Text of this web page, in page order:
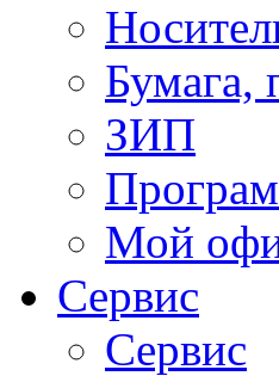
Бумага,
ЗИП
Мой
Сервис
Сервис